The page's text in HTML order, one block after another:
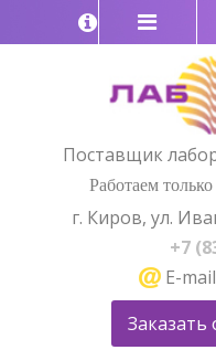
Поставщик
Работаем
г. Киров, ул.
+7
E-